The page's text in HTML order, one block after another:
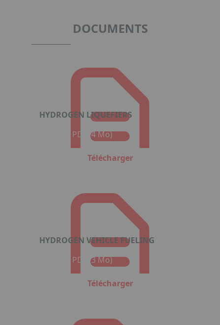
DOCUMENTS
HYDROGEN LIQUEFIERS
Format : PDF (4 Mo)
Télécharger
HYDROGEN VEHICLE FUELING
Format : PDF (3 Mo)
Télécharger